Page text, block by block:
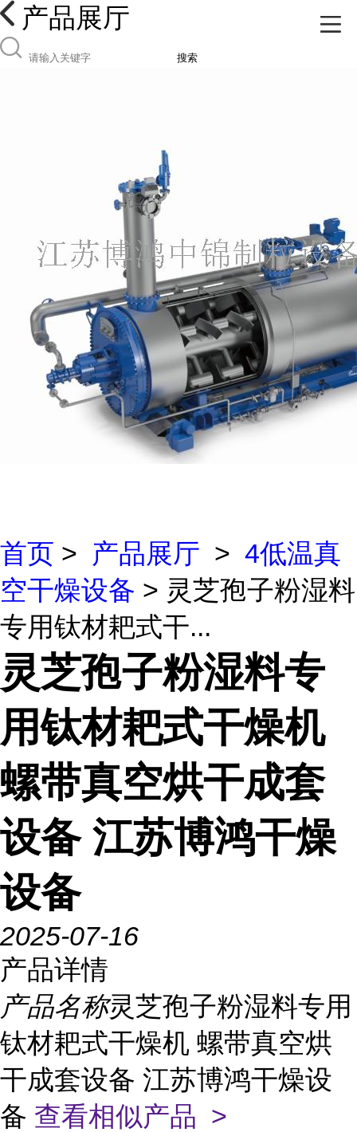
产品展厅
搜索
首页 > 产品展厅 > 4低温真
空干燥设备 > 灵芝孢子粉湿料
专用钛材耙式干...
灵芝孢子粉湿料专
用钛材耙式干燥机
螺带真空烘干成套
设备 江苏博鸿干燥
设备
2025-07-16
产品详情
产品名称灵芝孢子粉湿料专用
钛材耙式干燥机 螺带真空烘
干成套设备 江苏博鸿干燥设
备 查看相似产品 >